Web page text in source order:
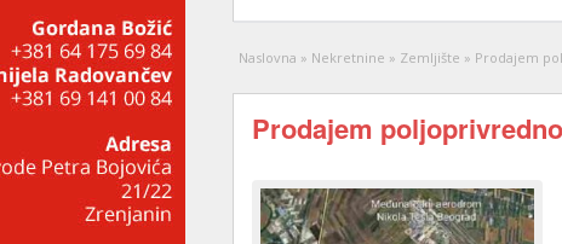
Naslovna » Nekretnine » Zemljište » Prodajem
Prodajem